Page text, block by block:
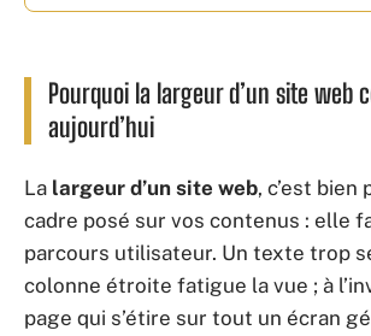
Pourquoi la largeur d’un site web
aujourd’hui
La largeur d’un site web, c’est bien
cadre posé sur vos contenus : elle
parcours utilisateur. Un texte trop
colonne étroite fatigue la vue ; à
page qui s’étire sur tout un écran